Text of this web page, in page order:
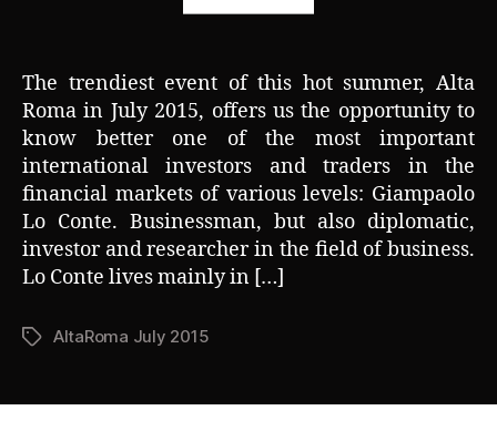
The trendiest event of this hot summer, Alta
Roma in July 2015, offers us the opportunity to
know better one of the most important
international investors and traders in the
financial markets of various levels: Giampaolo
Lo Conte. Businessman, but also diplomatic,
investor and researcher in the field of business.
Lo Conte lives mainly in […]
Tag AltaRoma July 2015